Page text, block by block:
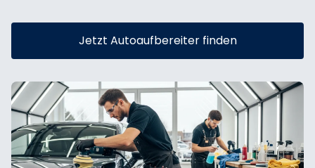
Jetzt Autoaufbereiter finden